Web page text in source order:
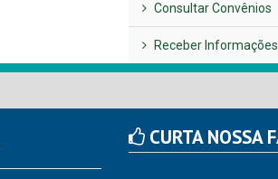
Consultar Convênios
Receber
CURTA NOSSA